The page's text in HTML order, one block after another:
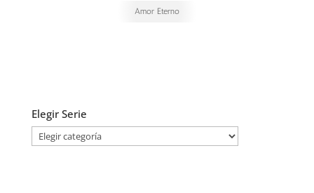
Amor Eterno
Elegir Serie
Elegir
Serie